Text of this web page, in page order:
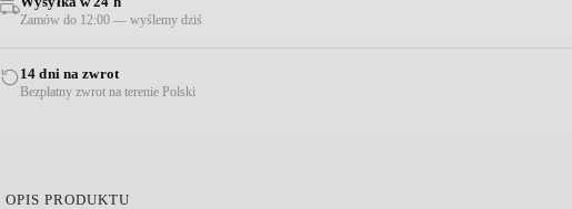
Zamów do 12:00 — wyślemy dziś
14 dni na zwrot
Bezpłatny zwrot na terenie Polski
OPIS PRODUKTU